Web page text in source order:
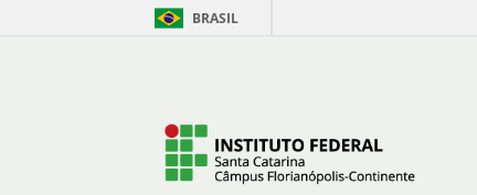
Pular para o Conteúdo BRASIL